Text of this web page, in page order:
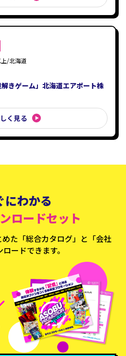
/北海道
解きゲーム」北海道エアポート株
く見る
にわかる
ロードセット
た「総合カタログ」と 「会社
ードできます。